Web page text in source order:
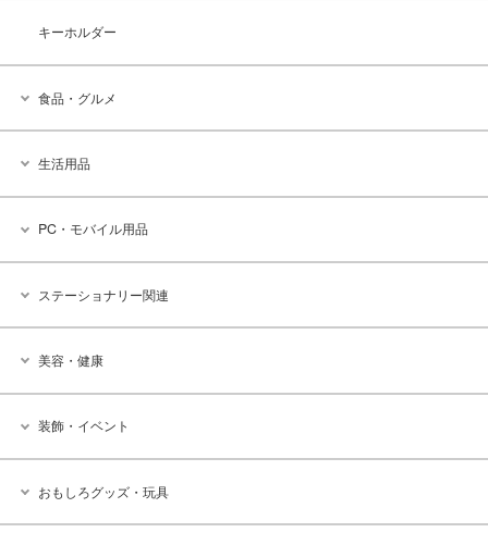
キーホルダー
食品・グルメ
生活用品
PC・モバイル用品
ステーショナリー関連
美容・健康
装飾・イベント
おもしろグッズ・玩具